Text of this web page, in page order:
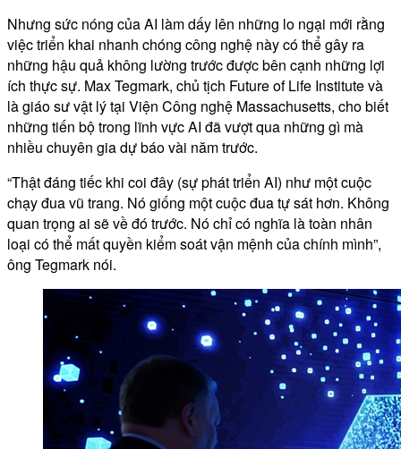
Nhưng sức nóng của AI làm dấy lên những lo ngại mới rằng
việc triển khai nhanh chóng công nghệ này có thể gây ra
những hậu quả không lường trước được bên cạnh những lợi
ích thực sự. Max Tegmark, chủ tịch Future of Life Institute và
là giáo sư vật lý tại Viện Công nghệ Massachusetts, cho biết
những tiến bộ trong lĩnh vực AI đã vượt qua những gì mà
nhiều chuyên gia dự báo vài năm trước.
“Thật đáng tiếc khi coi đây (sự phát triển AI) như một cuộc
chạy đua vũ trang. Nó giống một cuộc đua tự sát hơn. Không
quan trọng ai sẽ về đó trước. Nó chỉ có nghĩa là toàn nhân
loại có thể mất quyền kiểm soát vận mệnh của chính mình”,
ông Tegmark nói.